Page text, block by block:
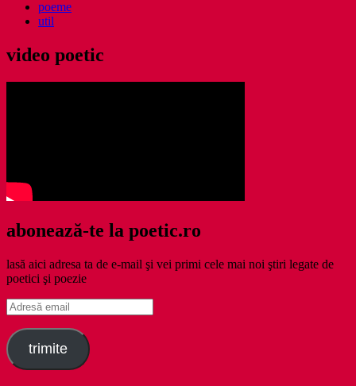
poeme
util
video poetic
abonează-te la poetic.ro
lasă aici adresa ta de e-mail şi vei primi cele mai noi ştiri legate de
poetici şi poezie
Adresă
email
trimite